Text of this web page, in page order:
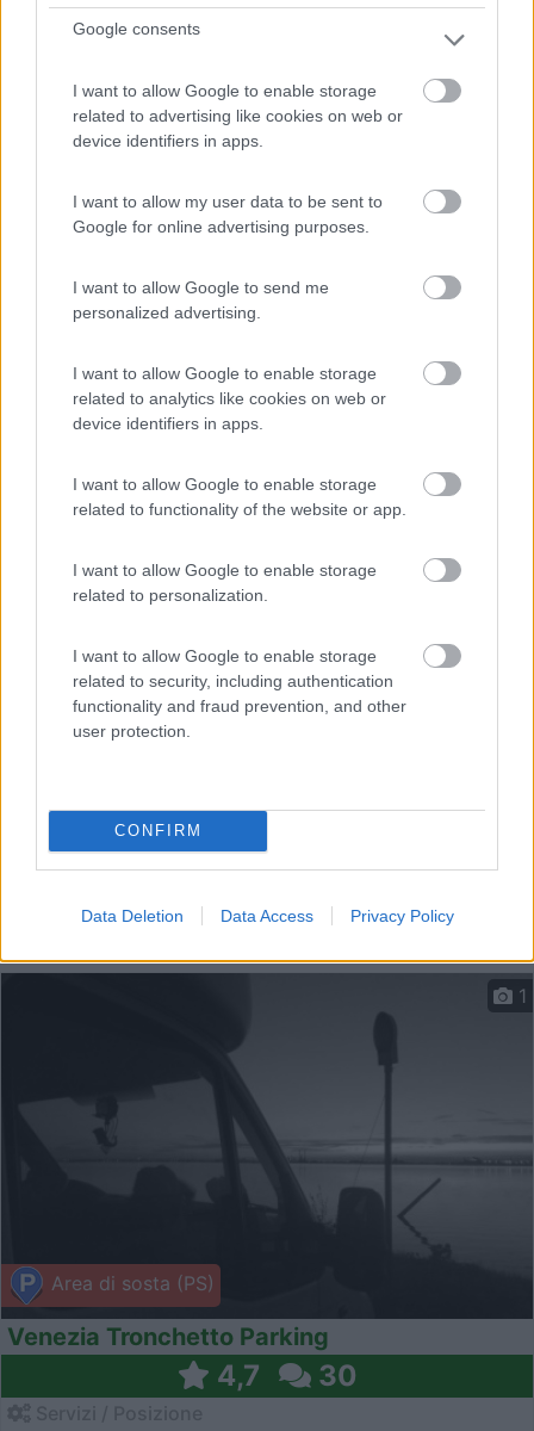
Google consents
I want to allow Google to enable storage
related to advertising like cookies on web or
device identifiers in apps.
I want to allow my user data to be sent to
Google for online advertising purposes.
I want to allow Google to send me
personalized advertising.
I want to allow Google to enable storage
related to analytics like cookies on web or
device identifiers in apps.
I want to allow Google to enable storage
related to functionality of the website or app.
I want to allow Google to enable storage
related to personalization.
I want to allow Google to enable storage
related to security, including authentication
functionality and fraud prevention, and other
user protection.
CONFIRM
Data Deletion Data Access Privacy Policy
Area di sosta (PS)
Parcheggio
7 1
Sporti...
Quarto d'Altino (VE) - 11.6km
Area di sosta (PS)
1
Venezia Tronchetto Parking
4,7 30